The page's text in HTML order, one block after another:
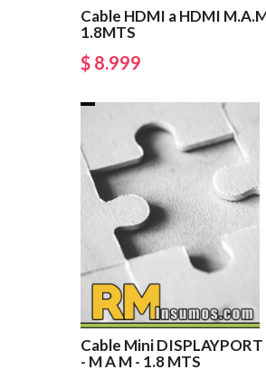
Cable HDMI a HDMI
1.8MTS
$ 8.999
Cable Mini
- M A M - 1.8 MTS